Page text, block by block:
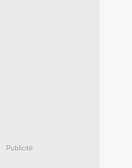
Publicité